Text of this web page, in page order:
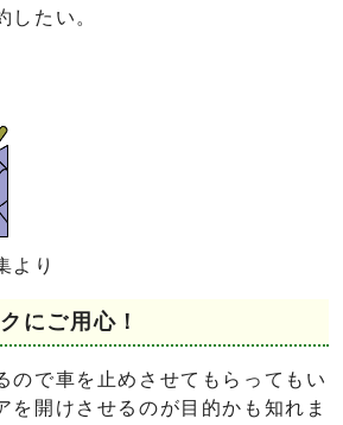
したい。
より
にご用心！
ので車を止めさせてもらってもい
開けさせるのが目的かも知れま